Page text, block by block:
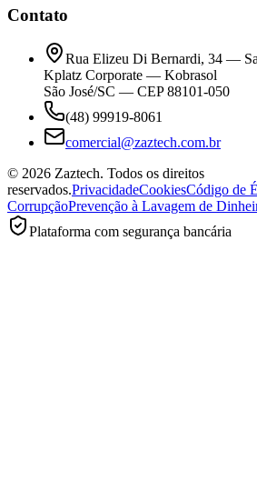
Contato
Rua Elizeu Di Bernardi, 34 —
Kplatz Corporate — Kobrasol
São José/SC — CEP 88101-050
(48) 99919-8061
comercial@zaztech.com.br
© 2026 Zaztech. Todos os direitos
reservados.PrivacidadeCookiesCódigo de
CorrupçãoPrevenção à Lavagem de
Plataforma com segurança bancária